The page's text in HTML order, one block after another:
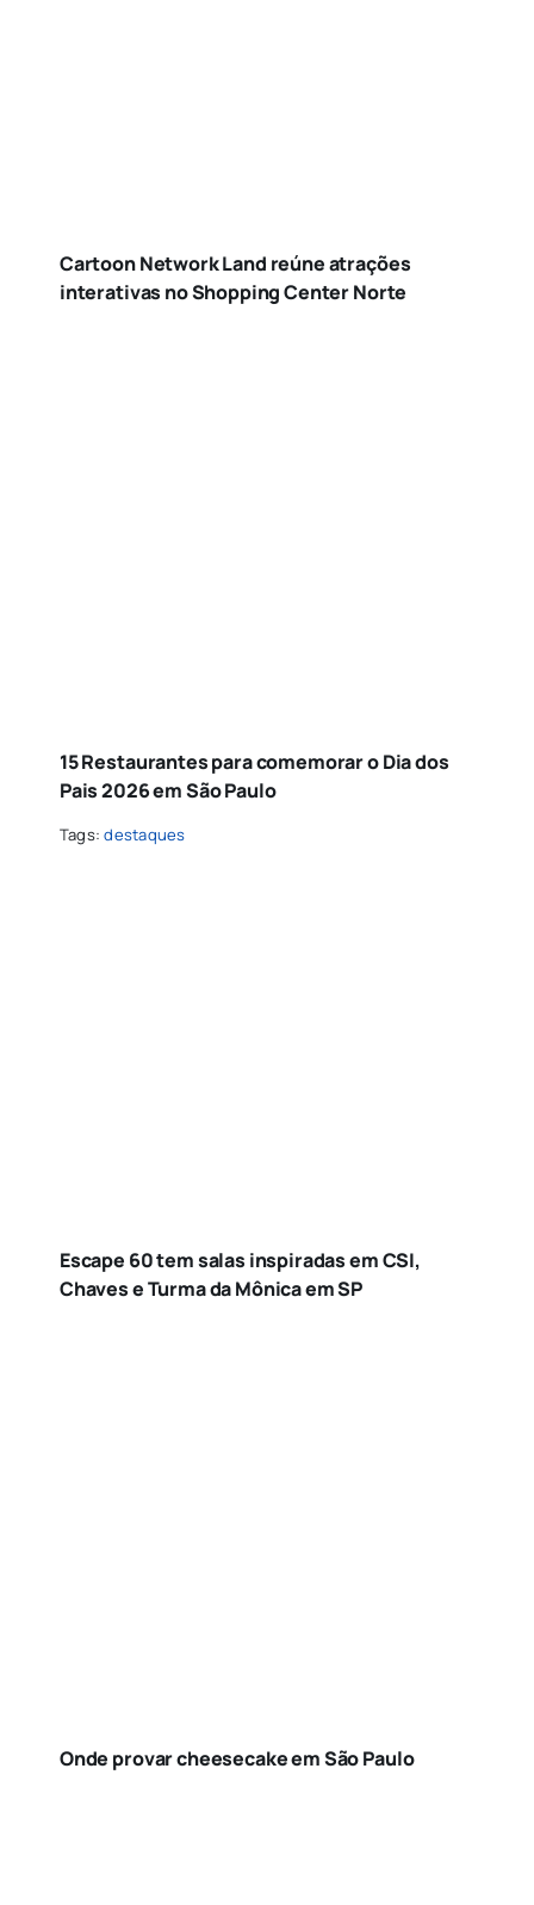
Cartoon Network Land reúne atrações
interativas no Shopping Center Norte
15 Restaurantes para comemorar o Dia dos
Pais 2026 em São Paulo
Tags:destaques
Escape 60 tem salas inspiradas em CSI,
Chaves e Turma da Mônica em SP
Onde provar cheesecake em São Paulo